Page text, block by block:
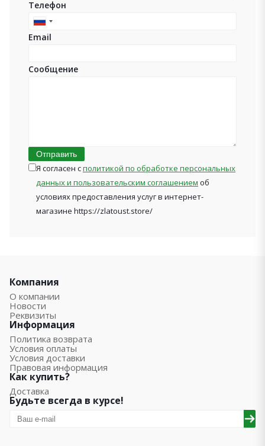
Телефон
Russia
+7
Email
Сообщение
Отправить
Я согласен сполитикой по обработке персональных
данных и пользовательским соглашением об
условиях предоставления услуг в интернет-
магазине https://zlatoust.store/
Компания
О компании
Новости
Реквизиты
Информация
Политика возврата
Условия оплаты
Условия доставки
Правовая информация
Как купить?
Доставка
Будьте всегда в курсе!